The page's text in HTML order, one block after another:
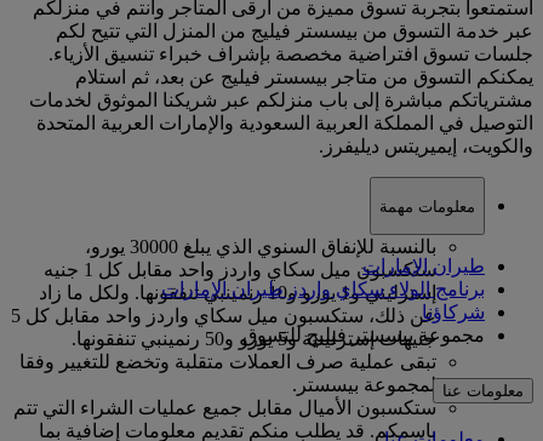
استمتعوا بتجربة تسوق مميزة من أرقى المتاجر وأنتم في منزلكم
عبر خدمة التسوق من بيسستر فيليج من المنزل التي تتيح لكم
جلسات تسوق افتراضية مخصصة بإشراف خبراء تنسيق الأزياء.
يمكنكم التسوق من متاجر بيسستر فيليج عن بعد، ثم استلام
مشترياتكم مباشرة إلى باب منزلكم عبر شريكنا الموثوق لخدمات
التوصيل في المملكة العربية السعودية والإمارات العربية المتحدة
والكويت، إيميريتس ديليفرز.
معلومات مهمة
بالنسبة للإنفاق السنوي الذي يبلغ 30000 يورو،
ستكسبون ميل سكاي واردز واحد مقابل كل 1 جنيه
إسترليني و1 يورو و10 رنمينبي تنفقونها. ولكل ما زاد
عن ذلك، ستكسبون ميل سكاي واردز واحد مقابل كل 5
جنيهات إسترلينية و5 يورو و50 رنمينبي تنفقونها.
تبقى عملية صرف العملات متقلبة وتخضع للتغيير وفقا
لمجموعة بيسستر.
ستكسبون الأميال مقابل جميع عمليات الشراء التي تتم
باسمكم. قد يطلب منكم تقديم معلومات إضافية بما
طيران الإمارات
برنامج الولاء سكاي واردز طيران الإمارات
شركاؤنا
مجموعة بيسستر فيليج للتسوق
معلومات عنا